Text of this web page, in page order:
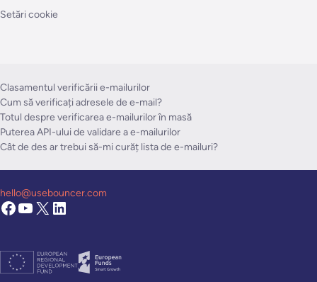
Setări cookie
Clasamentul verificării e-mailurilor
Cum să verificați adresele de e-mail?
Totul despre verificarea e-mailurilor în masă
Puterea API-ului de validare a e-mailurilor
Cât de des ar trebui să-mi curăț lista de e-mailuri?
hello@usebouncer.com